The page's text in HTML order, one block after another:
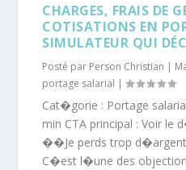
CHARGES, FRAIS DE
COTISATIONS EN
SIMULATEUR QUI
Posté par Person Christian |
portage salarial |
Cat�gorie : Portage
min CTA principal : Voir
��Je perds trop
C�est l�une des